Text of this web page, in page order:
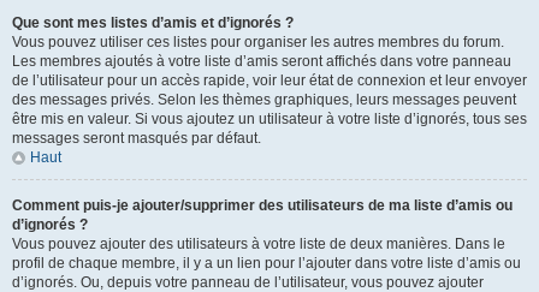
Que sont mes listes d’amis et d’ignorés ?
Vous pouvez utiliser ces listes pour organiser les autres membres du forum.
Les membres ajoutés à votre liste d’amis seront affichés dans votre panneau
de l’utilisateur pour un accès rapide, voir leur état de connexion et leur envoyer
des messages privés. Selon les thèmes graphiques, leurs messages peuvent
être mis en valeur. Si vous ajoutez un utilisateur à votre liste d’ignorés, tous ses
messages seront masqués par défaut.
Haut
Comment puis-je ajouter/supprimer des utilisateurs de ma liste d’amis ou
d’ignorés ?
Vous pouvez ajouter des utilisateurs à votre liste de deux manières. Dans le
profil de chaque membre, il y a un lien pour l’ajouter dans votre liste d’amis ou
d’ignorés. Ou, depuis votre panneau de l’utilisateur, vous pouvez ajouter